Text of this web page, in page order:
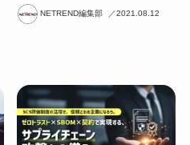
NETREND編集部 2021.08.12